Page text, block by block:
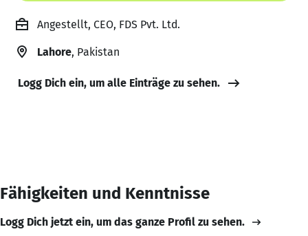
Angestellt, CEO, FDS Pvt. Ltd.
Lahore, Pakistan
Logg Dich ein, um alle Einträge zu sehen.
Fähigkeiten und Kenntnisse
Logg Dich jetzt ein, um das ganze Profil zu sehen.